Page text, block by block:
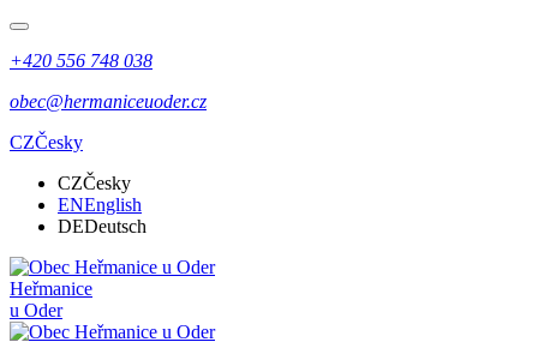
+420 556 748 038
obec@hermaniceuoder.cz
CZČesky
CZČesky
ENEnglish
DEDeutsch
Heřmanice
u Oder